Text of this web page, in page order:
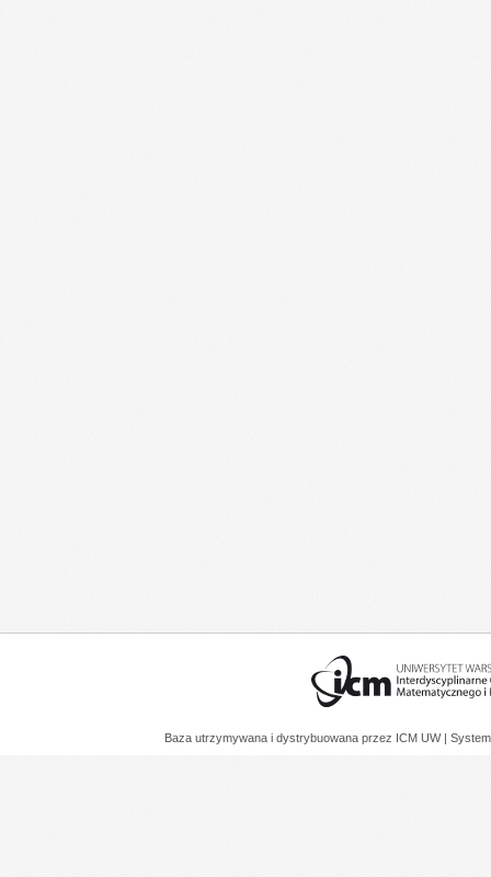
Baza utrzymywana i dystrybuowana przez ICM UW |